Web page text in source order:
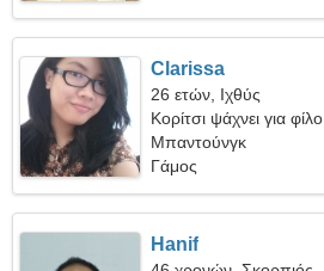
Clarissa
26 ετών, Ιχθύς
Κορίτσι ψάχνει για φίλο
Μπαντούνγκ
Γάμος
Hanif